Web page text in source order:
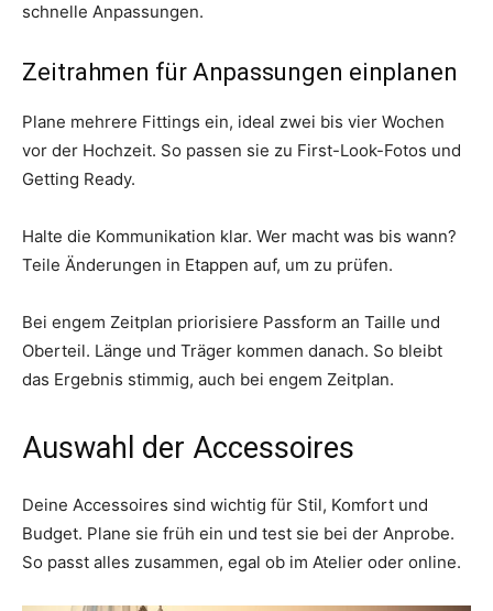
schnelle Anpassungen.
Zeitrahmen für Anpassungen einplanen
Plane mehrere Fittings ein, ideal zwei bis vier Wochen
vor der Hochzeit. So passen sie zu First-Look-Fotos und
Getting Ready.
Halte die Kommunikation klar. Wer macht was bis wann?
Teile Änderungen in Etappen auf, um zu prüfen.
Bei engem Zeitplan priorisiere Passform an Taille und
Oberteil. Länge und Träger kommen danach. So bleibt
das Ergebnis stimmig, auch bei engem Zeitplan.
Auswahl der Accessoires
Deine Accessoires sind wichtig für Stil, Komfort und
Budget. Plane sie früh ein und test sie bei der Anprobe.
So passt alles zusammen, egal ob im Atelier oder online.